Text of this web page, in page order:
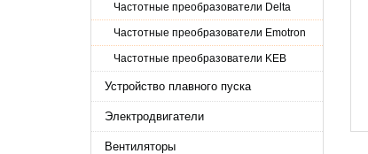
Частотные преобразователи Delta
Частотные преобразователи Emotron
Частотные преобразователи KEB
Устройство плавного пуска
Электродвигатели
Вентиляторы